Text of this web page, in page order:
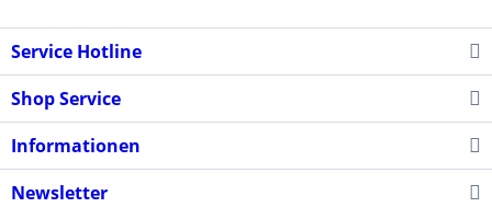
Service Hotline
Shop Service
Informationen
Newsletter